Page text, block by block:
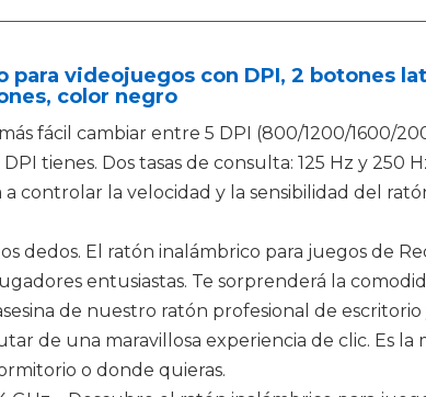
para videojuegos con DPI, 2 botones
color negro
fácil cambiar entre 5 DPI (800/1200/1600/
tienes. Dos tasas de consulta: 125 Hz y 250
controlar la velocidad y la sensibilidad del
dedos. El ratón inalámbrico para juegos de
entusiastas. Te sorprenderá la
de nuestro ratón profesional de escritorio
de una maravillosa experiencia de clic. Es la
o donde quieras.